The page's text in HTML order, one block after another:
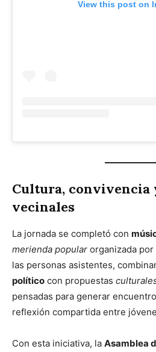
View this post on
Cultura, convivencia
vecinales
La jornada se completó con
merienda popular organizada
las personas asistentes,
político con propuestas
pensadas para generar
reflexión compartida entre
Con esta iniciativa, la Asamblea